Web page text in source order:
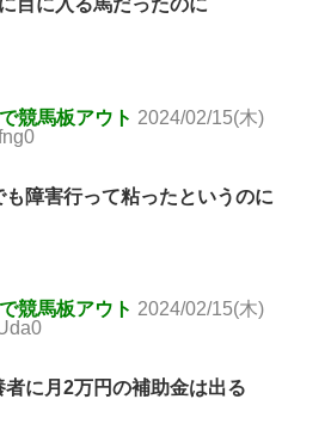
競馬板アウト 2024/02/15(木)
障害行って粘ったというのに
競馬板アウト 2024/02/15(木)
に月2万円の補助金は出る